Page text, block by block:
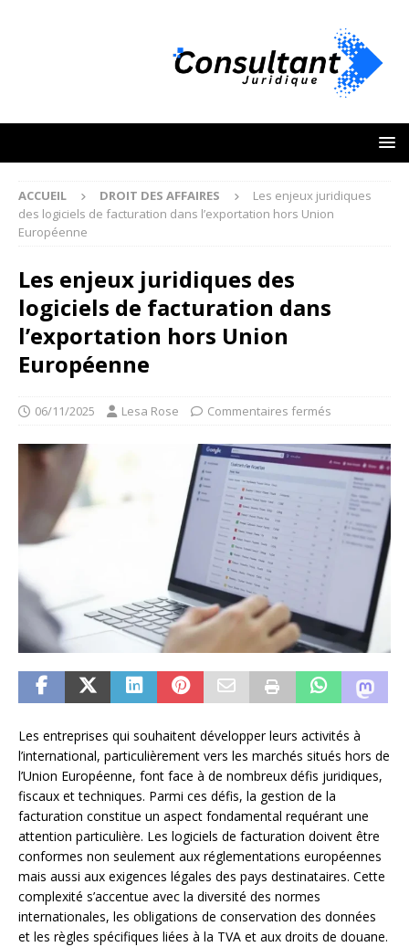
ACCUEIL DROIT DES AFFAIRES
Les enjeux juridiques
des logiciels de facturation dans l’exportation hors Union
Européenne
Les enjeux juridiques des
logiciels de facturation dans
l’exportation hors Union
Européenne
06/11/2025 Lesa Rose Commentaires fermés
Les entreprises qui souhaitent développer leurs activités à
l’international, particulièrement vers les marchés situés hors de
l’Union Européenne, font face à de nombreux défis juridiques,
fiscaux et techniques. Parmi ces défis, la gestion de la
facturation constitue un aspect fondamental requérant une
attention particulière. Les logiciels de facturation doivent être
conformes non seulement aux réglementations européennes
mais aussi aux exigences légales des pays destinataires. Cette
complexité s’accentue avec la diversité des normes
internationales, les obligations de conservation des données
et les règles spécifiques liées à la TVA et aux droits de douane.